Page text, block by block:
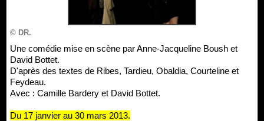
© DR.
Une comédie mise en scène par Anne-Jacqueline Boush et
David Bottet.
D'après des textes de Ribes, Tardieu, Obaldia, Courteline et
Feydeau.
Avec : Camille Bardery et David Bottet.
Du 17 janvier au 30 mars 2013.